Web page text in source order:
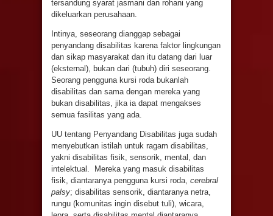
tersandung syarat jasmani dan rohani yang
dikeluarkan perusahaan.
Intinya, seseorang dianggap sebagai
penyandang disabilitas karena faktor lingkungan
dan sikap masyarakat dan itu datang dari luar
(eksternal), bukan dari (tubuh) diri seseorang.
Seorang pengguna kursi roda bukanlah
disabilitas dan sama dengan mereka yang
bukan disabilitas, jika ia dapat mengakses
semua fasilitas yang ada.
UU tentang Penyandang Disabilitas juga sudah
menyebutkan istilah untuk ragam disabilitas,
yakni disabilitas fisik, sensorik, mental, dan
intelektual. Mereka yang masuk disabilitas
fisik, diantaranya pengguna kursi roda, cerebral
palsy; disabilitas sensorik, diantaranya netra,
rungu (komunitas ingin disebut tuli), wicara,